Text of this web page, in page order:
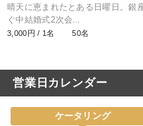
晴天に恵まれたとある日曜日。銀
ぐ中結婚式2次会...
3,000円 / 1名 50名
営業日カレンダー
ケータリング